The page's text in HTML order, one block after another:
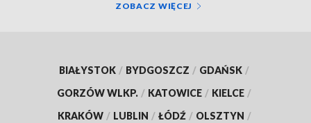
ZOBACZ WIĘCEJ
BIAŁYSTOK / BYDGOSZCZ / GDAŃSK /
GORZÓW WLKP. / KATOWICE / KIELCE /
KRAKÓW / LUBLIN / ŁÓDŹ / OLSZTYN /